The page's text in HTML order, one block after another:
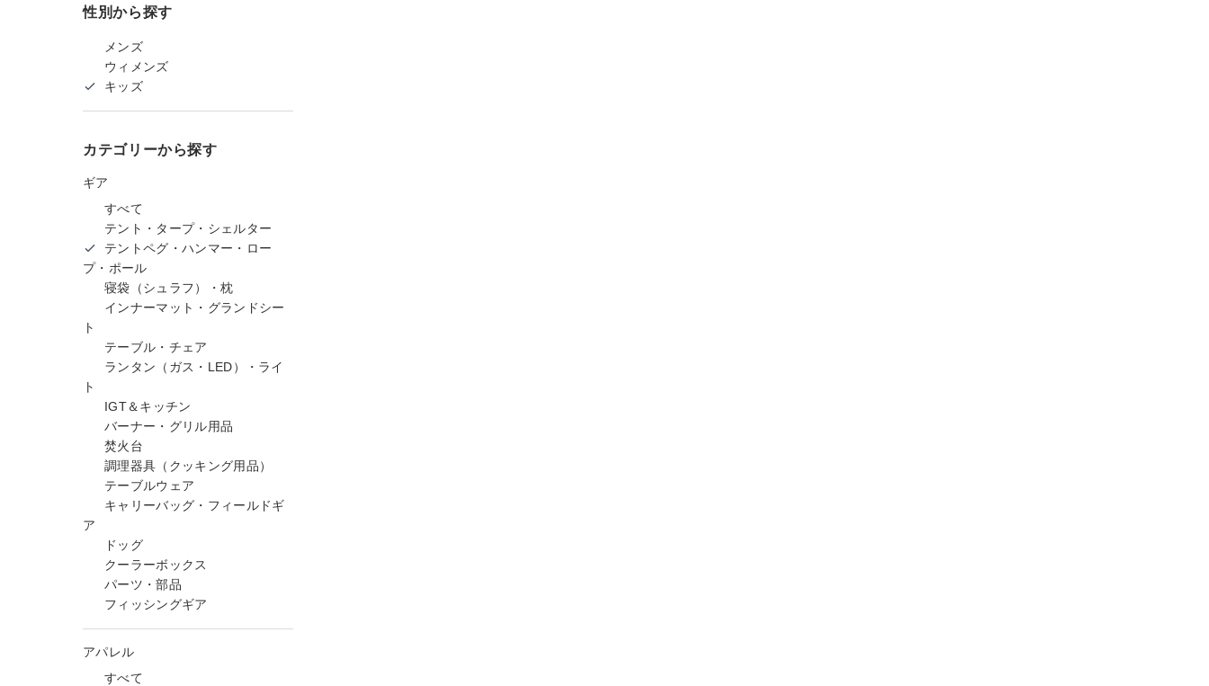
性別から探す
メンズ
ウィメンズ
キッズ
カテゴリーから探す
ギア
すべて
テント・タープ・シェルター
テントペグ・ハンマー・ロー
プ・ポール
寝袋（シュラフ）・枕
インナーマット・グランドシー
ト
テーブル・チェア
ランタン（ガス・LED）・ライ
ト
IGT＆キッチン
バーナー・グリル用品
焚火台
調理器具（クッキング用品）
テーブルウェア
キャリーバッグ・フィールドギ
ア
ドッグ
クーラーボックス
パーツ・部品
フィッシングギア
アパレル
すべて